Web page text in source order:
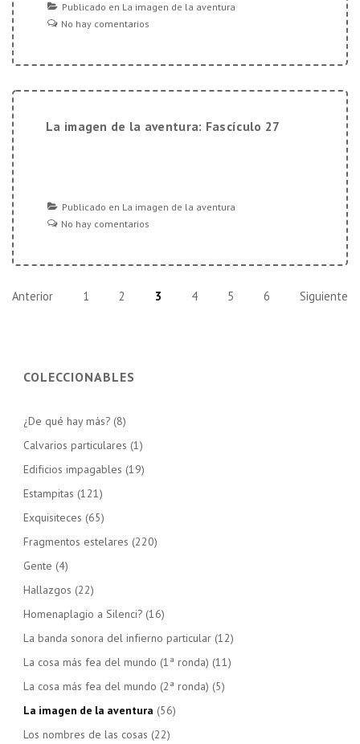
Publicado en La imagen de la aventura
No hay comentarios
La imagen de la aventura: Fascículo 27
Publicado en La imagen de la aventura
No hay comentarios
Paginación
Anterior 1 2 3 4 5 6 Siguiente
COLECCIONABLES
¿De qué hay más? (8)
Calvarios particulares (1)
Edificios impagables (19)
Estampitas (121)
Exquisiteces (65)
Fragmentos estelares (220)
Gente (4)
Hallazgos (22)
Homenaplagio a Silenci? (16)
La banda sonora del infierno particular (12)
La cosa más fea del mundo (1ª ronda) (11)
La cosa más fea del mundo (2ª ronda) (5)
La imagen de la aventura (56)
Los nombres de las cosas (22)